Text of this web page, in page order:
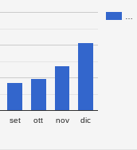
set ott nov dic